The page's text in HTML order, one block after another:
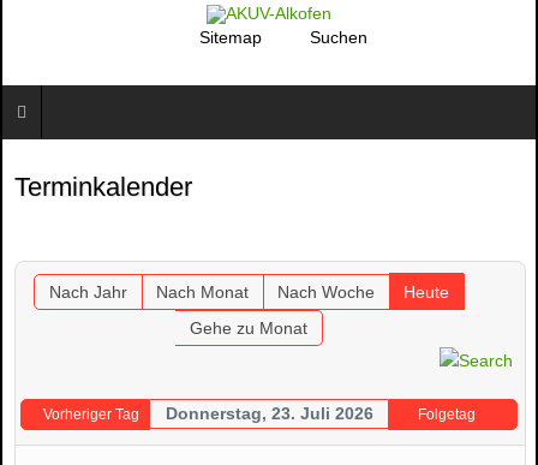
Sitemap Suchen
Terminkalender
Nach Jahr Nach Monat Nach Woche
Heute
Gehe zu Monat
Vorheriger Tag Donnerstag, 23. Juli 2026 Folgetag